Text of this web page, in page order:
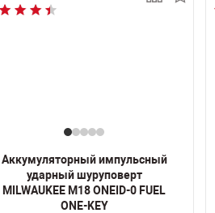
Аккумуляторный импульсный
ударный шуруповерт
MILWAUKEE M18 ONEID-0 FUEL
ONE-KEY